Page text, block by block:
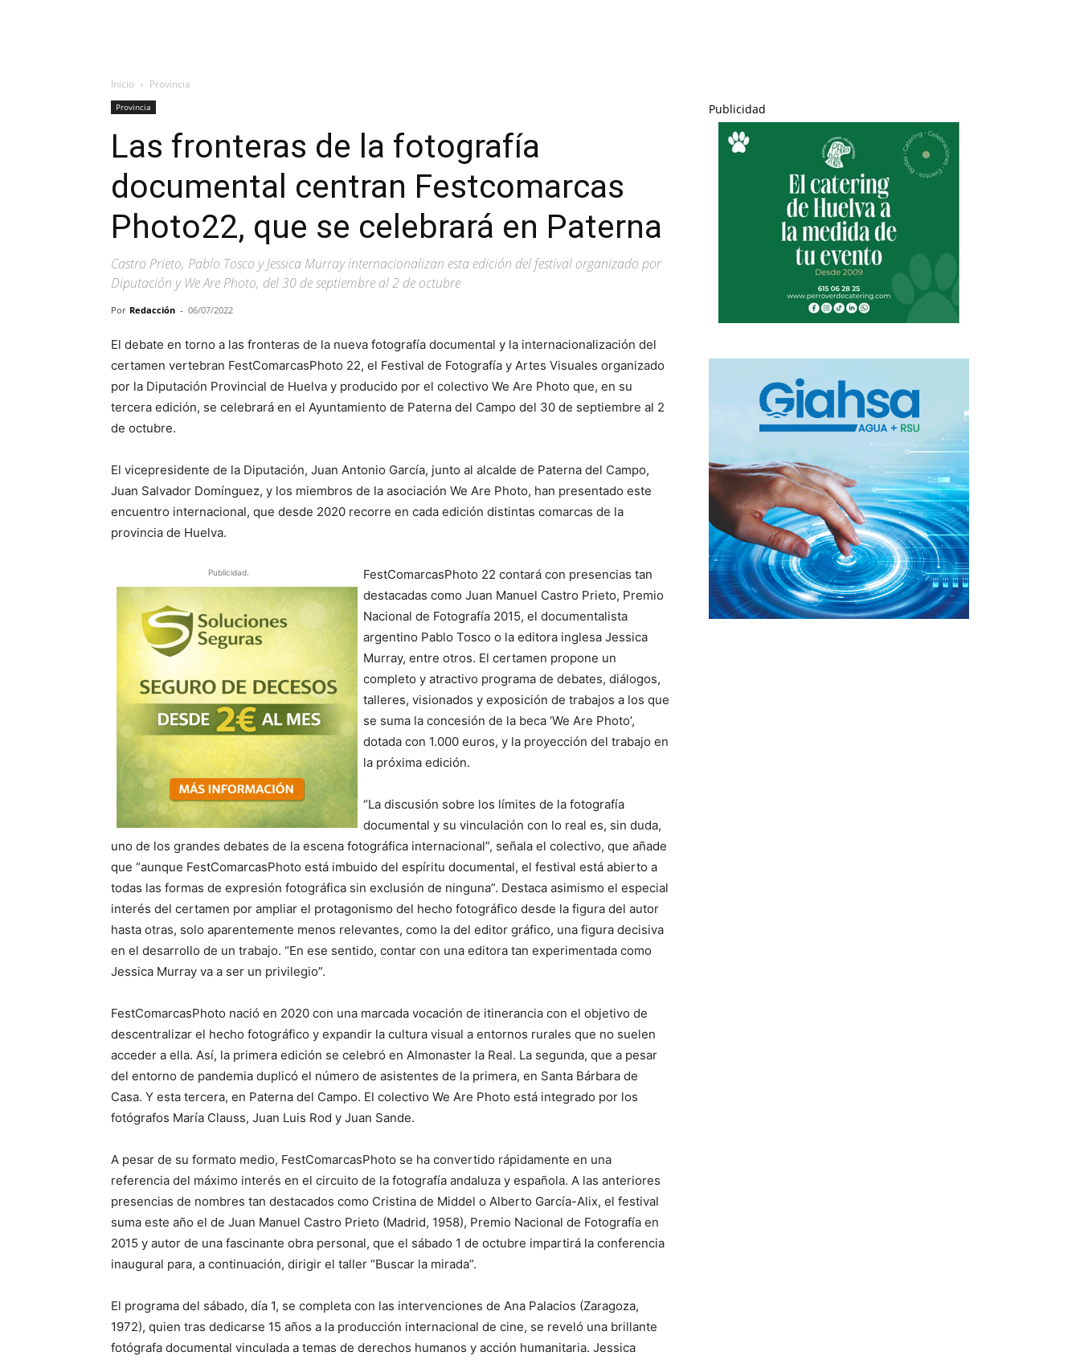
Inicio Provincia
Provincia
Las fronteras de la fotografía
documental centran Festcomarcas
Photo22, que se celebrará en Paterna
Castro Prieto, Pablo Tosco y Jessica Murray internacionalizan esta edición del festival organizado por
Diputación y We Are Photo, del 30 de septiembre al 2 de octubre
Por Redacción - 06/07/2022
El debate en torno a las fronteras de la nueva fotografía documental y la internacionalización del
certamen vertebran FestComarcasPhoto 22, el Festival de Fotografía y Artes Visuales organizado
por la Diputación Provincial de Huelva y producido por el colectivo We Are Photo que, en su
tercera edición, se celebrará en el Ayuntamiento de Paterna del Campo del 30 de septiembre al 2
de octubre.
El vicepresidente de la Diputación, Juan Antonio García, junto al alcalde de Paterna del Campo,
Juan Salvador Domínguez, y los miembros de la asociación We Are Photo, han presentado este
encuentro internacional, que desde 2020 recorre en cada edición distintas comarcas de la
provincia de Huelva.
Publicidad.
FestComarcasPhoto 22 contará con presencias tan
destacadas como Juan Manuel Castro Prieto, Premio
Nacional de Fotografía 2015, el documentalista
argentino Pablo Tosco o la editora inglesa Jessica
Murray, entre otros. El certamen propone un
completo y atractivo programa de debates, diálogos,
talleres, visionados y exposición de trabajos a los que
se suma la concesión de la beca ‘We Are Photo’,
dotada con 1.000 euros, y la proyección del trabajo en
la próxima edición.
“La discusión sobre los límites de la fotografía
documental y su vinculación con lo real es, sin duda,
uno de los grandes debates de la escena fotográfica internacional”, señala el colectivo, que añade
que “aunque FestComarcasPhoto está imbuido del espíritu documental, el festival está abierto a
todas las formas de expresión fotográfica sin exclusión de ninguna”. Destaca asimismo el especial
interés del certamen por ampliar el protagonismo del hecho fotográfico desde la figura del autor
hasta otras, solo aparentemente menos relevantes, como la del editor gráfico, una figura decisiva
en el desarrollo de un trabajo. “En ese sentido, contar con una editora tan experimentada como
Jessica Murray va a ser un privilegio”.
FestComarcasPhoto nació en 2020 con una marcada vocación de itinerancia con el objetivo de
descentralizar el hecho fotográfico y expandir la cultura visual a entornos rurales que no suelen
acceder a ella. Así, la primera edición se celebró en Almonaster la Real. La segunda, que a pesar
del entorno de pandemia duplicó el número de asistentes de la primera, en Santa Bárbara de
Casa. Y esta tercera, en Paterna del Campo. El colectivo We Are Photo está integrado por los
fotógrafos María Clauss, Juan Luis Rod y Juan Sande.
A pesar de su formato medio, FestComarcasPhoto se ha convertido rápidamente en una
referencia del máximo interés en el circuito de la fotografía andaluza y española. A las anteriores
presencias de nombres tan destacados como Cristina de Middel o Alberto García-Alix, el festival
suma este año el de Juan Manuel Castro Prieto (Madrid, 1958), Premio Nacional de Fotografía en
2015 y autor de una fascinante obra personal, que el sábado 1 de octubre impartirá la conferencia
inaugural para, a continuación, dirigir el taller “Buscar la mirada”.
El programa del sábado, día 1, se completa con las intervenciones de Ana Palacios (Zaragoza,
1972), quien tras dedicarse 15 años a la producción internacional de cine, se reveló una brillante
fotógrafa documental vinculada a temas de derechos humanos y acción humanitaria. Jessica
Publicidad